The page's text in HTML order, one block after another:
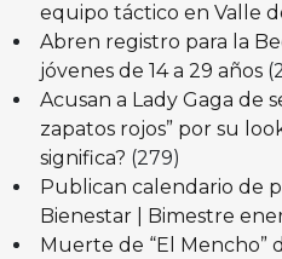
equipo táctico en Valle
Abren registro para la
jóvenes de 14 a 29 años
Acusan a Lady Gaga de
zapatos rojos” por su
significa? (279)
Publican calendario de
Bienestar | Bimestre
Muerte de “El Mencho”